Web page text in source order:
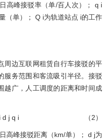
高峰接驳率（单/百人次）； q i
（单）； Q i为轨道站点 i的工作
周边互联网租赁自行车接驳的平
服务范围和客流吸引半径。接驳
越广，人工调度的距离和时间成
i d j q i （2）
高峰接驳距离（km/单）； d j为